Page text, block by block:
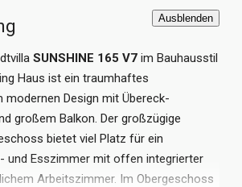
Ausblenden
SUNSHINE 165 V7 im Bauhausstil
Haus ist ein traumhaftes
modernen Design mit Übereck-
großem Balkon. Der großzügige
bietet viel Platz für ein
und Esszimmer mit offen integrierter
Arbeitszimmer. Im Obergeschoss